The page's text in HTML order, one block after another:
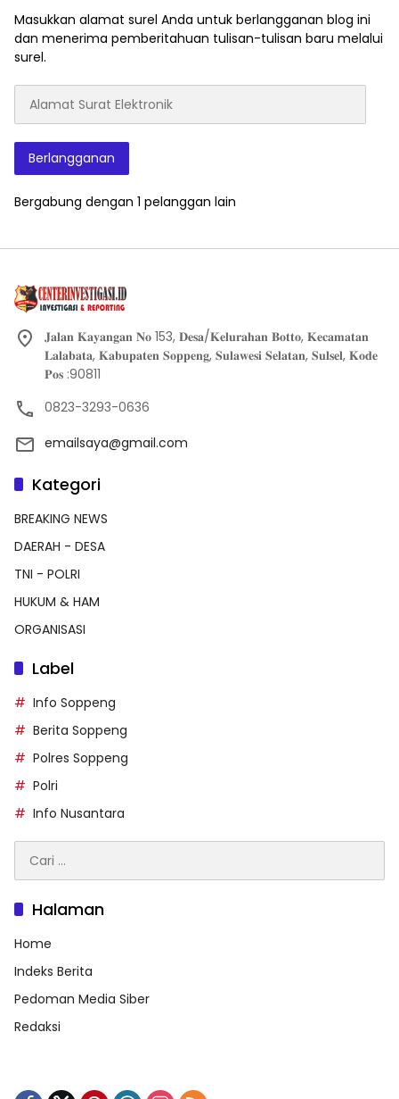
Masukkan alamat surel Anda untuk berlangganan blog ini
dan menerima pemberitahuan tulisan-tulisan baru melalui
surel.
Surat
Berlangganan
Bergabung dengan 1 pelanggan lain
𝐉𝐚𝐥𝐚𝐧 𝐊𝐚𝐲𝐚𝐧𝐠𝐚𝐧 𝐍𝐨 153, 𝐃𝐞𝐬𝐚/𝐊𝐞𝐥𝐮𝐫𝐚𝐡𝐚𝐧 𝐁𝐨𝐭𝐭𝐨, 𝐊𝐞𝐜𝐚𝐦𝐚𝐭𝐚𝐧
𝐋𝐚𝐥𝐚𝐛𝐚𝐭𝐚, 𝐊𝐚𝐛𝐮𝐩𝐚𝐭𝐞𝐧 𝐒𝐨𝐩𝐩𝐞𝐧𝐠, 𝐒𝐮𝐥𝐚𝐰𝐞𝐬𝐢 𝐒𝐞𝐥𝐚𝐭𝐚𝐧, 𝐒𝐮𝐥𝐬𝐞𝐥, 𝐊𝐨𝐝𝐞
𝐏𝐨𝐬 :90811
0823-3293-0636
emailsaya@gmail.com
Kategori
BREAKING NEWS
DAERAH - DESA
TNI - POLRI
HUKUM & HAM
ORGANISASI
Label
Info Soppeng
Berita Soppeng
Polres Soppeng
Polri
Info Nusantara
untuk:
Halaman
Home
Indeks Berita
Pedoman Media Siber
Redaksi